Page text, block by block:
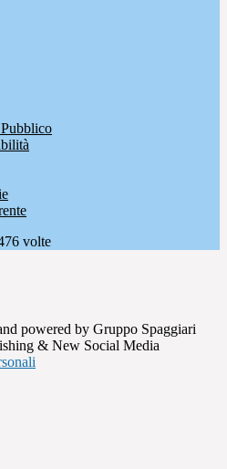
volte
powered by Gruppo Spaggiari
& New Social Media